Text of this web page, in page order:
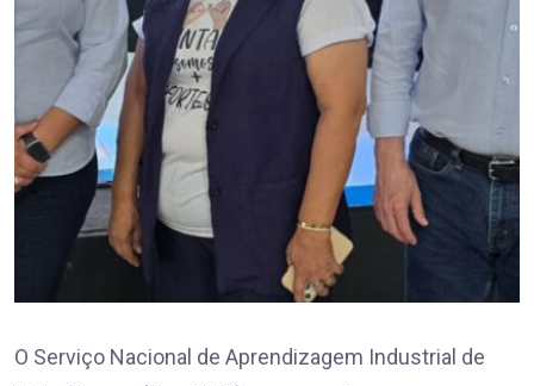
O Serviço Nacional de Aprendizagem Industrial de